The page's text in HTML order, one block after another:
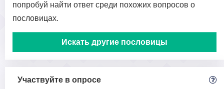
попробуй найти ответ среди похожих вопросов о
пословицах.
Искать другие пословицы
Участвуйте в опросе